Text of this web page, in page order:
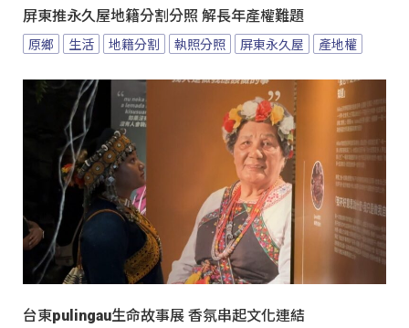
屏東推永久屋地籍分割分照 解長年產權難題
原鄉 生活 地籍分割 執照分照 屏東永久屋 產地權
台東pulingau生命故事展 香氛串起文化連結